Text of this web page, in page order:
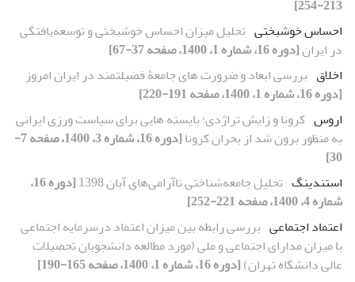
213-254]
احساس خوشبختی تحلیل میزان احساس خوشبختی و توسعه‌یافتگی
در ایران[دوره 16، شماره 1، 1400، صفحه 37-67]
اخلاق بررسی ابعاد و ضرورت های جامعۀ فضیلتمند در ایران امروز
[دوره 16، شماره 1، 1400، صفحه 191-220]
اروس کرونا و زایش تراژدی؛ بایسته هایی برای سیاست ورزی ایرانی
به منظور برون شد از بحران کرونا
[دوره 16، شماره 3، 1400، صفحه 7-
30]
استندینگ تحلیل جامعه‌شناختی ناآرامی‌های آبان 1398
[دوره 16،
شماره 4، 1400، صفحه 221-252]
اعتماد اجتماعی بررسی رابطه بین میزان اعتماد درسرمایه اجتماعی
با میزان مدارای اجتماعی و ملی (مورد مطالعه دانشجویان تحصیلات
عالی دانشگاه تهران)[دوره 16، شماره 1، 1400، صفحه 165-190]